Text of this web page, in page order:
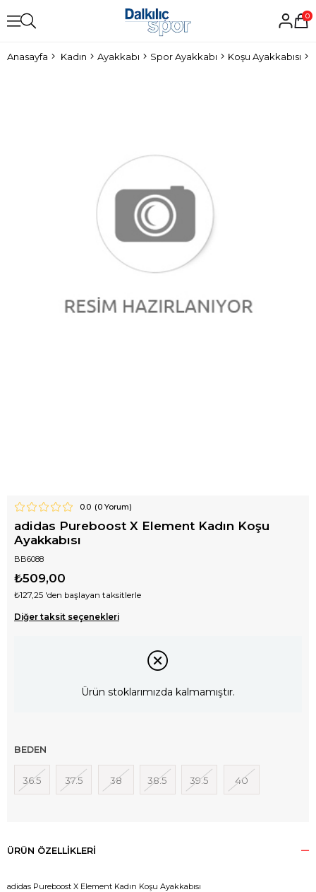
0
Anasayfa Kadın Ayakkabı Spor Ayakkabı Koşu Ayakkabısı
0.0 (0Yorum)
adidas Pureboost X Element Kadın Koşu
Ayakkabısı
BB6088
₺509,00
₺127,25 'den başlayan taksitlerle
Diğer taksit seçenekleri
Ürün stoklarımızda kalmamıştır.
BEDEN
36.5 37.5 38 38.5 39.5 40
ÜRÜN ÖZELLIKLERI
adidas Pureboost X Element Kadın Koşu Ayakkabısı